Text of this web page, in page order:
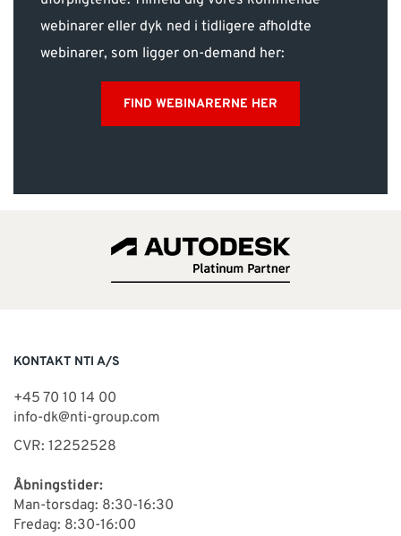
webinarer eller dyk ned i tidligere afholdte
webinarer, som ligger on-demand her:
FIND WEBINARERNE HER
KONTAKT NTI A/S
+45 70 10 14 00
info-dk@nti-group.com
CVR: 12252528
Åbningstider:
Man-torsdag: 8:30-16:30
Fredag: 8:30-16:00